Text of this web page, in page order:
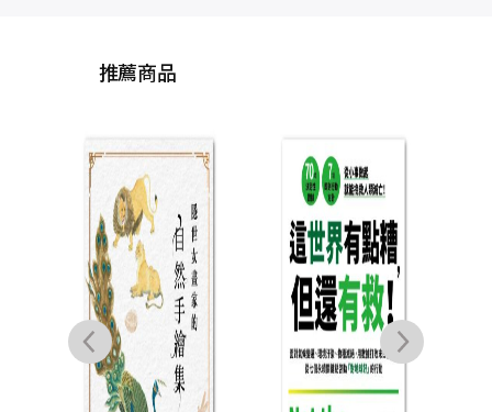
推薦商品
隱世女畫家的自然手
繪集：《金石昆蟲草
木狀》藥草篇＋花果
篇＋動物篇（全三
冊）
文俶
NT$3,600
NT$2,700